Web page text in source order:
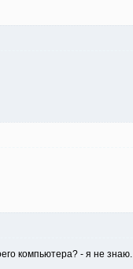
компьютера? - я не знаю.